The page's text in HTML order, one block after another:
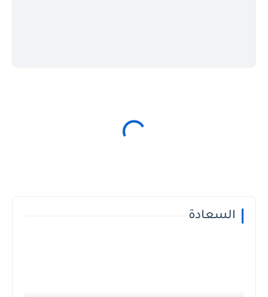
السعادة